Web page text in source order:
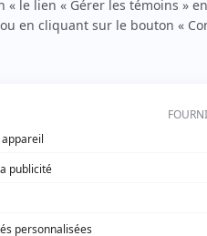
surnomme parfois «l’encyclopédie de
On peut l’entendre régulièrement